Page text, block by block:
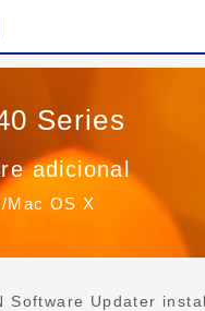
Series
adicional
Mac OS X
Software Updater